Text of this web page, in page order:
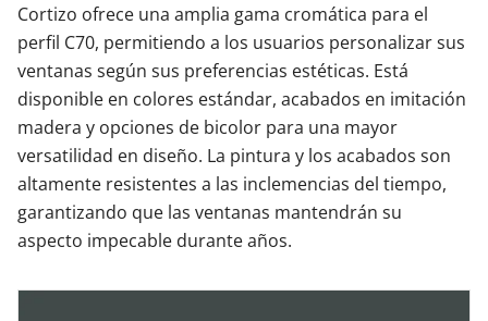
Cortizo ofrece una amplia gama cromática para el
perfil C70, permitiendo a los usuarios personalizar sus
ventanas según sus preferencias estéticas. Está
disponible en colores estándar, acabados en imitación
madera y opciones de bicolor para una mayor
versatilidad en diseño. La pintura y los acabados son
altamente resistentes a las inclemencias del tiempo,
garantizando que las ventanas mantendrán su
aspecto impecable durante años.